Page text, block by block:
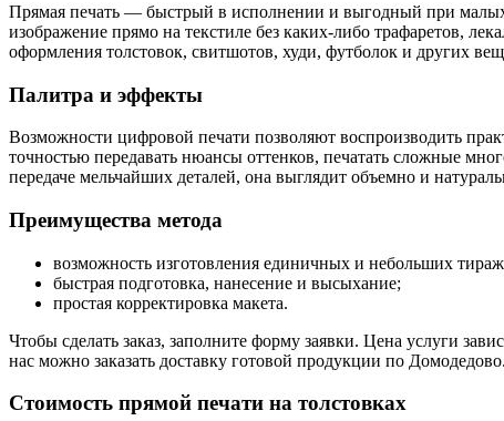
Прямая печать — быстрый в исполнении и выгодный при малых
изображение прямо на текстиле без каких-либо трафаретов,
оформления толстовок, свитшотов, худи, футболок и других
Палитра и эффекты
Возможности цифровой печати позволяют воспроизводить
точностью передавать нюансы оттенков, печатать сложные
передаче мельчайших деталей, она выглядит объемно и
Преимущества метода
возможность изготовления единичных и небольших
быстрая подготовка, нанесение и высыхание;
простая корректировка макета.
Чтобы сделать заказ, заполните форму заявки. Цена услуги
нас можно заказать доставку готовой продукции по Домодедово.
Стоимость прямой печати на толстовках